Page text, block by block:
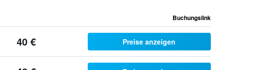
Buchungslink
40 € Preise anzeigen